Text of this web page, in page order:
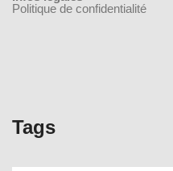
Politique de confidentialité
Tags